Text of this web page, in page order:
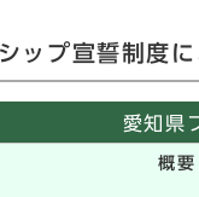
ップ宣誓制度
愛知県